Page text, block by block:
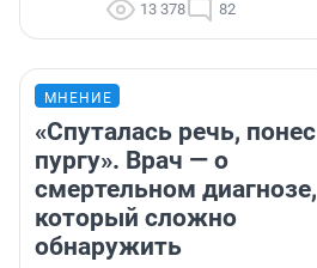
13 378 82
МНЕНИЕ
«Спуталась речь, понес
пургу». Врач — о
смертельном диагнозе,
который сложно
обнаружить